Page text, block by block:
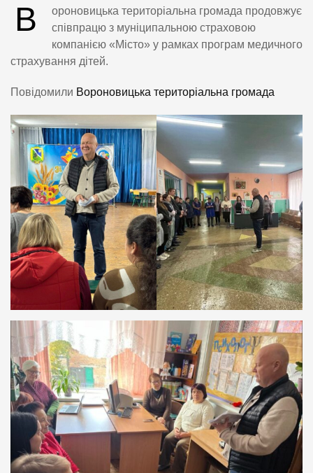
В
ороновицька територіальна громада продовжує
співпрацю з муніципальною страховою
компанією «Місто» у рамках програм медичного
страхування дітей.
Повідомили Вороновицька територіальна громада